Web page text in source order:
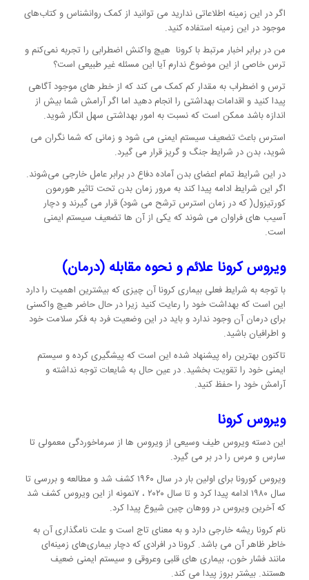
اگر در این زمینه اطلاعاتی ندارید می توانید از کمک روانشناس و کتاب‌های
موجود در این زمینه استفاده کنید.
من در برابر اخبار مرتبط با کرونا هیچ واکنش اضطرابی را تجربه نمی‌کنم و
ترس خاصی از این موضوع ندارم آیا این مسئله غیر طبیعی است؟
ترس و اضطراب به مقدار کم کمک می کند که از خطر های موجود آگاهی
پیدا کنید و اقدامات بهداشتی را انجام دهید اما اگر آرامش شما بیش از
اندازه باشد ممکن است که نسبت به امور بهداشتی سهل انگار شوید.
استرس باعث تضعیف سیستم ایمنی می شود و زمانی که شما نگران می
شوید، بدن در شرایط جنگ و گریز قرار می گیرد.
در این شرایط تمام اعضای بدن آماده دفاع در برابر عامل خارجی می‌شوند.
اگر این شرایط ادامه پیدا کند به مرور زمان بدن تحت تاثیر هورمون
کورتیزول( که در زمان استرس ترشح می شود) قرار می گیرند و دچار
آسیب های فراوان می شوند که یکی از آن ها تضعیف سیستم ایمنی
است.
ویروس کرونا علائم و نحوه مقابله (درمان)
با توجه به شرایط فعلی بیماری کرونا آن چیزی که بیشترین اهمیت را دارد
این است که بهداشت خود را رعایت کنید زیرا در حال حاضر هیچ واکسنی
برای درمان آن وجود ندارد و باید در این وضعیت فرد به فکر سلامت خود
و اطرافیان باشید.
تاکنون بهترین راه پیشنهاد شده این است که پیشگیری کرده و سیستم
ایمنی خود را تقویت بخشید. در عین حال به شایعات توجه نداشته و
آرامش خود را حفظ کنید.
ویروس کرونا
این دسته ویروس طیف وسیعی از ویروس ها از سرماخوردگی معمولی تا
سارس و مرس را در بر می گیرد.
ویروس کورونا برای اولین بار در سال ۱۹۶۰ کشف شد و مطالعه و بررسی تا
سال ۱۹۸۰ ادامه پیدا کرد و تا سال ۲۰۲۰ ، ۷نمونه از این ویروس کشف شد
که آخرین ویروس در ووهان چین شیوع پیدا کرد.
نام کرونا ریشه خارجی دارد و به معنای تاج است و علت نامگذاری آن به
خاطر ظاهر آن می باشد. کرونا در افرادی که دچار بیماری‌های زمینه‌ای
مانند فشار خون، بیماری های قلبی وعروقی و سیستم ایمنی ضعیف
هستند. بیشتر بروز پیدا می کند.